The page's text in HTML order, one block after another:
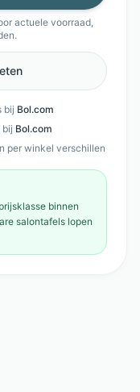
actuele voorraad,
bij Bol.com
bij Bol.com
per winkel verschillen
binnen
salontafels lopen